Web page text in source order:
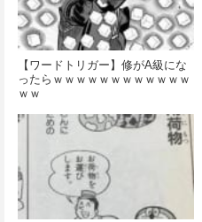
【ワードトリガー】修がA級にな
ったらｗｗｗｗｗｗｗｗｗｗｗｗ
ｗｗ